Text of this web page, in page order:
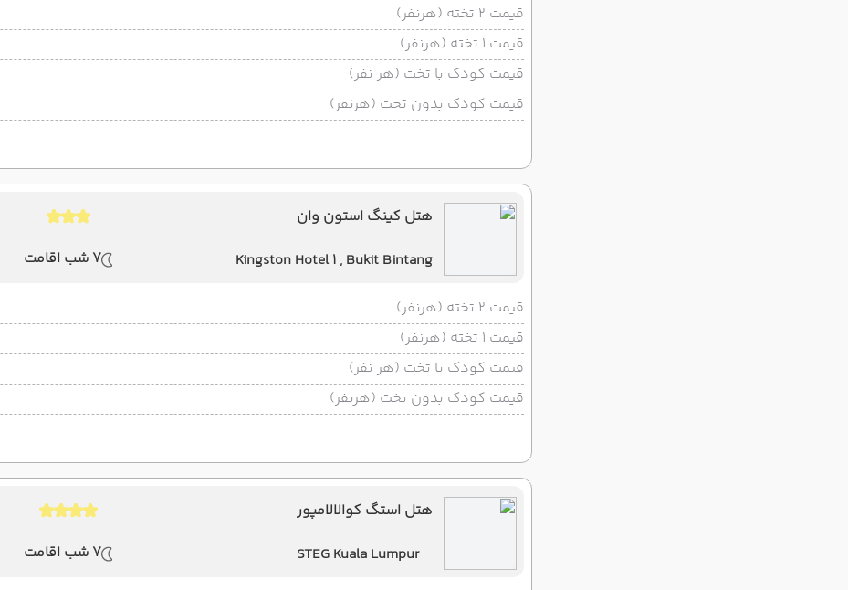
قیمت 2 تخته (هرنفر)
قیمت 1 تخته (هرنفر)
قیمت کودک با تخت (هر نفر)
قیمت کودک بدون تخت (هرنفر)
هتل کینگ استون وان
Kingston Hotel 1 , Bukit Bintang
7 شب اقامت
قیمت 2 تخته (هرنفر)
قیمت 1 تخته (هرنفر)
قیمت کودک با تخت (هر نفر)
قیمت کودک بدون تخت (هرنفر)
هتل استگ کوالالامپور
STEG Kuala Lumpur
7 شب اقامت